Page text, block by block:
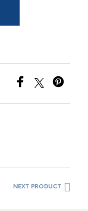
NEXT PRODUCT